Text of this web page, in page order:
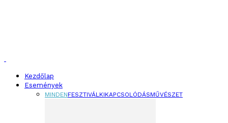
Kezdőlap
Események
MINDENFESZTIVÁLKIKAPCSOLÓDÁSMŰVÉSZET